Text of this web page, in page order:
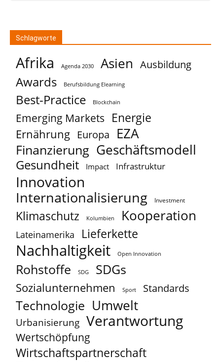
Schlagworte
Afrika Agenda 2030 Asien Ausbildung
Awards Berufsbildung Elearning
Best-Practice Blockchain
Emerging Markets Energie
Ernährung Europa EZA
Finanzierung Geschäftsmodell
Gesundheit Impact Infrastruktur
Innovation
Internationalisierung Investment
Klimaschutz Kolumbien Kooperation
Lateinamerika Lieferkette
Nachhaltigkeit Open Innovation
Rohstoffe SDG SDGs
Sozialunternehmen Sport Standards
Technologie Umwelt
Urbanisierung Verantwortung
Wertschöpfung
Wirtschaftspartnerschaft